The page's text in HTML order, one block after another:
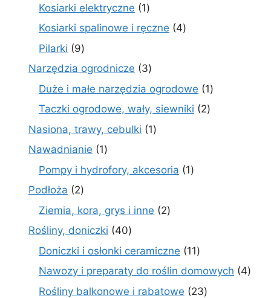
Kosiarki elektryczne 11
produkt
Kosiarki spalinowe i ręczne 44
Pilarki 99
produktów
Narzędzia ogrodnicze 33
produkty
Duże i małe narzędzia ogrodowe 11
Taczki ogrodowe, wały, siewniki 22
Nasiona, trawy, cebulki 11
Nawadnianie 11
produkt
Pompy i hydrofory, akcesoria 11
Podłoża 22
Ziemia, kora, grys i inne 22
Rośliny, doniczki 4040
produktów
Doniczki i osłonki ceramiczne 1111
produktów
Nawozy i preparaty do roślin domowych 44
Rośliny balkonowe i rabatowe 2323